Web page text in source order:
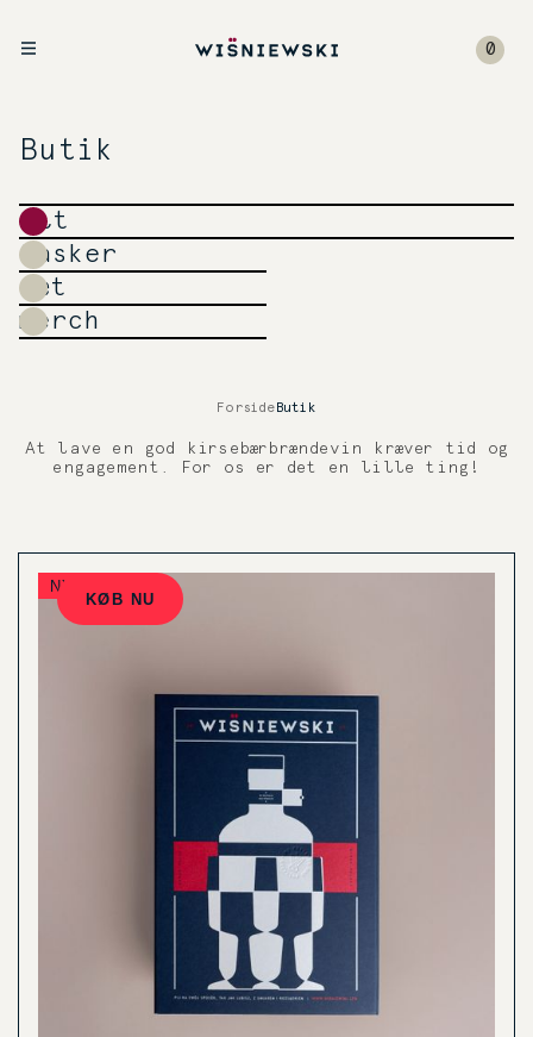
0
Butik
alt
flasker
sæt
merch
Forside Butik
At lave en god kirsebærbrændevin kræver tid og
engagement. For os er det en lille ting!
NYHED
KØB NU